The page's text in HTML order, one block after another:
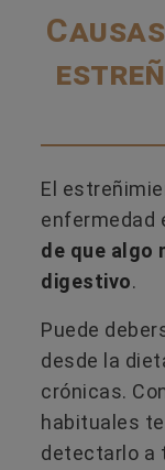
El
enfermedad
de que algo
digestivo.
Puede
desde la
crónicas.
habituales
detectarlo a